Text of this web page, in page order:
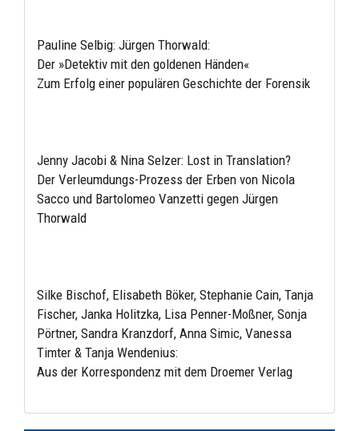
Pauline Selbig: Jürgen Thorwald:
Der »Detektiv mit den goldenen Händen«
Zum Erfolg einer populären Geschichte der Forensik
Jenny Jacobi & Nina Selzer: Lost in Translation?
Der Verleumdungs-Prozess der Erben von Nicola
Sacco und Bartolomeo Vanzetti gegen Jürgen
Thorwald
Silke Bischof, Elisabeth Böker, Stephanie Cain, Tanja
Fischer, Janka Holitzka, Lisa Penner-Moßner, Sonja
Pörtner, Sandra Kranzdorf, Anna Simic, Vanessa
Timter & Tanja Wendenius:
Aus der Korrespondenz mit dem Droemer Verlag